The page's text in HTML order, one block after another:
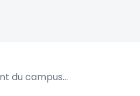
du campus...